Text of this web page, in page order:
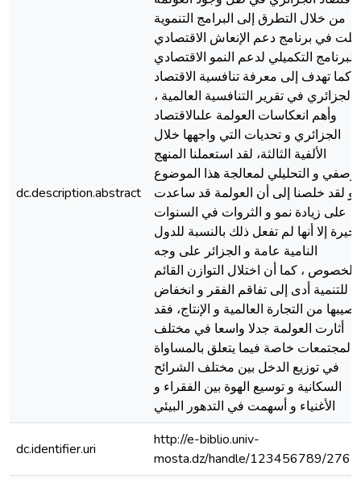
dc.description.abstract
من خلال التطرق إلى البرامج التنموية
في برنامج دعم الإنعاش الاقتصادي
التكميلي لدعم النمو الاقتصادي
، كما تهدف إلى معرفة تنافسية الاقتصاد
الجزائري في تقرير التنافسية العالمية ،
وأهم انعكاسات العولمة علىالاقتصاد
الجزائري و تحديات التي واجهها خلال
الألفية الثالثة، لقد استعملنا المنهج
و التحليلي لمعالجة هذا الموضوع
. و لقد خلصنا إلى أن العولمة قد ساعدت
على زيادة نمو و الثروات في السنوات
إلا أنها لم تفعل ذلك بالنسبة للدول
النامية عامة و الجزائر على وجه
الخصوص ، كما أن اختلال التوازن القائم
للتنمية أدى إلى تفاقم الفقر و انخفاض
نصيبها من التجارة العالمية و الإنتاج، فقد
أثارت العولمة جدلا واسعا في مختلف
المجتمعات خاصة فيما يتعلق بالمساواة
في توزيع الدخل بين مختلف الشرائح
السكانية و توسيع الهوة بين الفقراء و
الأغنياء و أسهمت في التدهور البيئي
dc.identifier.uri
http://e-biblio.univ-
mosta.dz/handle/123456789/